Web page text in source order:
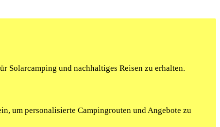
Solarcamping und nachhaltiges Reisen zu erhalten.
um personalisierte Campingrouten und Angebote zu